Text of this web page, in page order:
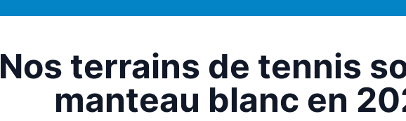
Nos terrains de tennis
manteau blanc en